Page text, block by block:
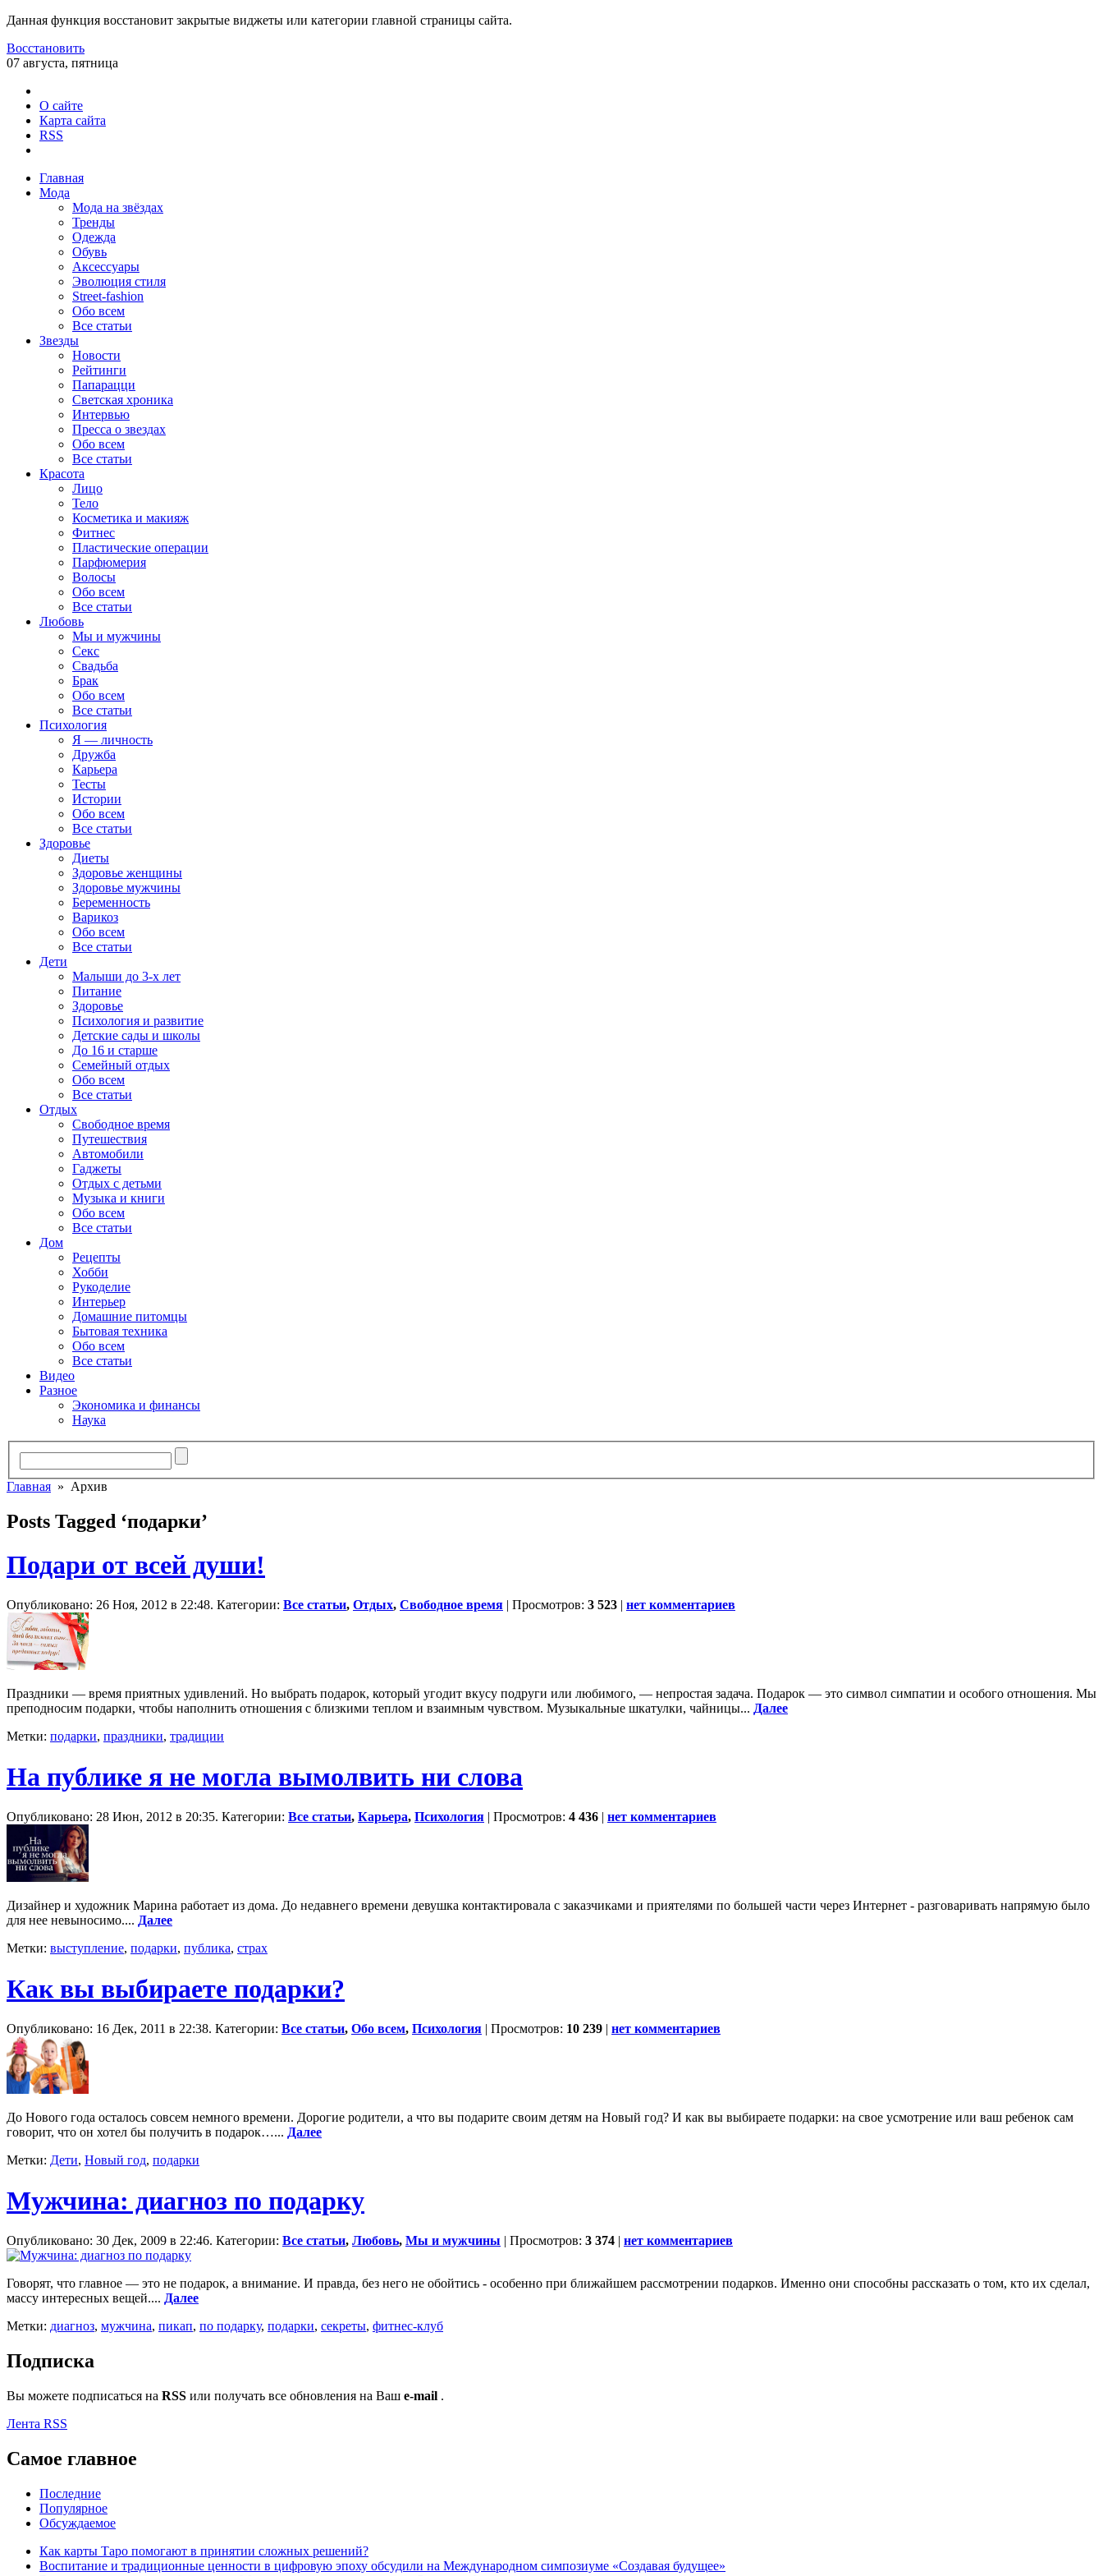
Данная функция восстановит закрытые виджеты или категории главной страницы сайта.
Восстановить
07 августа, пятница
О сайте
Карта сайта
RSS
Главная
Мода
Мода на звёздах
Тренды
Одежда
Обувь
Аксессуары
Эволюция стиля
Street-fashion
Обо всем
Все статьи
Звезды
Новости
Рейтинги
Папарацци
Светская хроника
Интервью
Пресса о звездах
Обо всем
Все статьи
Красота
Лицо
Тело
Косметика и макияж
Фитнес
Пластические операции
Парфюмерия
Волосы
Обо всем
Все статьи
Любовь
Мы и мужчины
Секс
Свадьба
Брак
Обо всем
Все статьи
Психология
Я — личность
Дружба
Карьера
Тесты
Истории
Обо всем
Все статьи
Здоровье
Диеты
Здоровье женщины
Здоровье мужчины
Беременность
Варикоз
Обо всем
Все статьи
Дети
Малыши до 3-х лет
Питание
Здоровье
Психология и развитие
Детские сады и школы
До 16 и старше
Семейный отдых
Обо всем
Все статьи
Отдых
Свободное время
Путешествия
Автомобили
Гаджеты
Отдых с детьми
Музыка и книги
Обо всем
Все статьи
Дом
Рецепты
Хобби
Рукоделие
Интерьер
Домашние питомцы
Бытовая техника
Обо всем
Все статьи
Видео
Разное
Экономика и финансы
Наука
Главная » Архив
Posts Tagged ‘подарки’
Подари от всей души!
Опубликовано: 26 Ноя, 2012 в 22:48. Категории: Все статьи, Отдых, Свободное время | Просмотров: 3 523 | нет комментариев
Праздники — время приятных удивлений. Но выбрать подарок, который угодит вкусу подруги или любимого, — непростая задача. Подарок — это символ симпатии и особого отношения. Мы
преподносим подарки, чтобы наполнить отношения с близкими теплом и взаимным чувством. Музыкальные шкатулки, чайницы... Далее
Метки: подарки, праздники, традиции
На публике я не могла вымолвить ни слова
Опубликовано: 28 Июн, 2012 в 20:35. Категории: Все статьи, Карьера, Психология | Просмотров: 4 436 | нет комментариев
Дизайнер и художник Марина работает из дома. До недавнего времени девушка контактировала с заказчиками и приятелями по большей части через Интернет - разговаривать напрямую было
для нее невыносимо.... Далее
Метки: выступление, подарки, публика, страх
Как вы выбираете подарки?
Опубликовано: 16 Дек, 2011 в 22:38. Категории: Все статьи, Обо всем, Психология | Просмотров: 10 239 | нет комментариев
До Нового года осталось совсем немного времени. Дорогие родители, а что вы подарите своим детям на Новый год? И как вы выбираете подарки: на свое усмотрение или ваш ребенок сам
говорит, что он хотел бы получить в подарок…... Далее
Метки: Дети, Новый год, подарки
Мужчина: диагноз по подарку
Опубликовано: 30 Дек, 2009 в 22:46. Категории: Все статьи, Любовь, Мы и мужчины | Просмотров: 3 374 | нет комментариев
Говорят, что главное — это не подарок, а внимание. И правда, без него не обойтись - особенно при ближайшем рассмотрении подарков. Именно они способны рассказать о том, кто их сделал,
массу интересных вещей.... Далее
Метки: диагноз, мужчина, пикап, по подарку, подарки, секреты, фитнес-клуб
Подписка
Вы можете подписаться на RSS или получать все обновления на Ваш e-mail .
Лента RSS
Самое главное
Последние
Популярное
Обсуждаемое
Как карты Таро помогают в принятии сложных решений?
Воспитание и традиционные ценности в цифровую эпоху обсудили на Международном симпозиуме «Создавая будущее»